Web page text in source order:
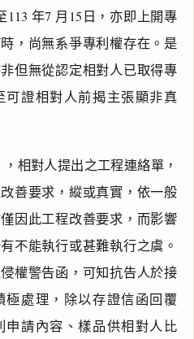
113 年7 月15日，亦即上開專
，尚無系爭專利權存在。是
但無從認定相對人已取得專
可證相對人前揭主張顯非真
相對人提出之工程連絡單，
善要求，縱或真實，依一般
因此工程改善要求，而影響
不能執行或甚難執行之虞。
權警告函，可知抗告人於接
極處理，除以存證信函回覆
申請內容、樣品供相對人比